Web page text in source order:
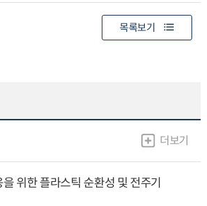
목록보기
더보기
위한 플라스틱 순환성 및 전주기